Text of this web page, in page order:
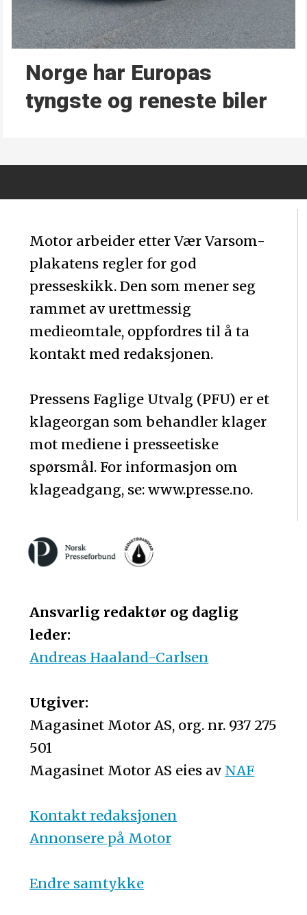
Norge har Europas
tyngste og reneste biler
Motor arbeider etter Vær Varsom-
plakatens regler for god
presseskikk. Den som mener seg
rammet av urettmessig
medieomtale, oppfordres til å ta
kontakt med redaksjonen.
Pressens Faglige Utvalg (PFU) er et
klageorgan som behandler klager
mot mediene i presseetiske
spørsmål. For informasjon om
klageadgang, se: www.presse.no.
Ansvarlig redaktør og daglig
leder:
Andreas Haaland-Carlsen
Utgiver:
Magasinet Motor AS, org. nr. 937 275
501
Magasinet Motor AS eies av NAF
Kontakt redaksjonen
Annonsere på Motor
Endre samtykke